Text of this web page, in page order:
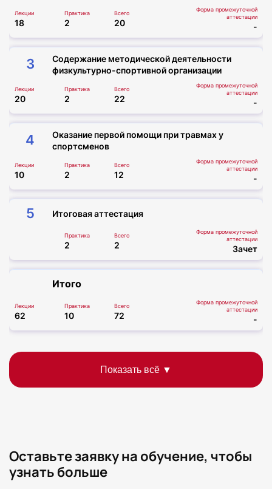
Лекции
18
Практика
2
Всего
20
Форма промежуточной
аттестации
-
3
Содержание методической деятельности
физкультурно-спортивной организации
Лекции
20
Практика
2
Всего
22
Форма промежуточной
аттестации
-
4
Оказание первой помощи при травмах у
спортсменов
Лекции
10
Практика
2
Всего
12
Форма промежуточной
аттестации
-
5 Итоговая аттестация
Практика
2
Всего
2
Форма промежуточной
аттестации
Зачет
Итого
Лекции
62
Практика
10
Всего
72
Форма промежуточной
аттестации
-
Оставьте заявку на обучение, чтобы
узнать больше